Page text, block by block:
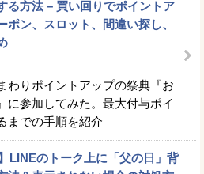
る方法 – 買い回りでポイントア
ポン、スロット、間違い探し、
わりポイントアップの祭典『お
に参加してみた。最大付与ポイ
までの手順を紹介
LINEのトーク上に「父の日」背